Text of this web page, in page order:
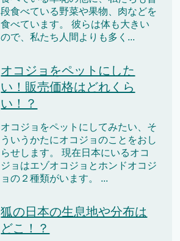
段食べている野菜や果物、肉などを
食べています。 彼らは体も大きい
ので、私たち人間よりも多く...
オコジョをペットにした
い！販売価格はどれくら
い！？
オコジョをペットにしてみたい、そ
ういうかたにオコジョのことをおし
らせします。 現在日本にいるオコ
ジョはエゾオコジョとホンドオコジ
ョの２種類がいます。 ...
狐の日本の生息地や分布は
どこ！？